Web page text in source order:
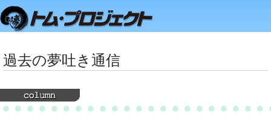
過去の夢吐き通信